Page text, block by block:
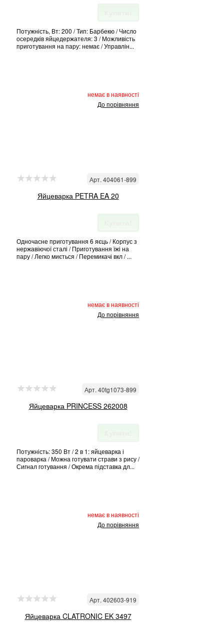
Потужність, Вт: 200 / Тип: Барбекю / Число
осередків яйцедержателя: 3 / Можливість
приготування на пару: немає / Управлін...
немає в наявності
До порівняння
Арт. 404061-899
Яйцеварка PETRA EA 20
Одночасне приготування 6 яєць / Корпус з
нержавіючої сталі / Приготування їжі на
пару / Легко миється / Перемикачі вкл / ...
немає в наявності
До порівняння
Арт. 40tg1073-899
Яйцеварка PRINCESS 262008
Потужність: 350 Вт / 2 в 1: яйцеварка і
пароварка / Можна готувати страви з рису /
Сигнал готування / Окрема підставка дл...
немає в наявності
До порівняння
Арт. 402603-919
Яйцеварка CLATRONIC EK 3497